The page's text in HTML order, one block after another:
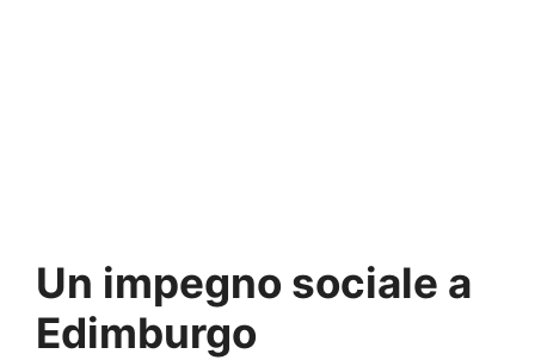
Un impegno sociale a
Edimburgo